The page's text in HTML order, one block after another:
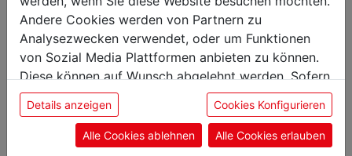
ErgoGrip 15cm blau
Artikelnummer: 000201
€ 14,78
MasterGrip 18cm blau
Artikelnummer: 007857
€ 18,91
Andere Cookies werden von Partnern zu
Analysezwecken verwendet, oder um Funktionen
von Sozial Media Plattformen anbieten zu können.
Diese können auf Wunsch abgelehnt werden. Sofern
sie unsere Webseite weiter nutzen, geben Sie
Einwilligung zu unseren Cookies.
Details anzeigen Cookies Konfigurieren
Alle Cookies ablehnen Alle Cookies erlauben